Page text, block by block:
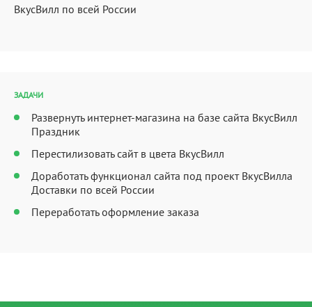
ВкусВилл по всей России
ЗАДАЧИ
Развернуть интернет-магазина на базе сайта ВкусВилл
Праздник
Перестилизовать сайт в цвета ВкусВилл
Доработать функционал сайта под проект ВкусВилла
Доставки по всей России
Переработать оформление заказа